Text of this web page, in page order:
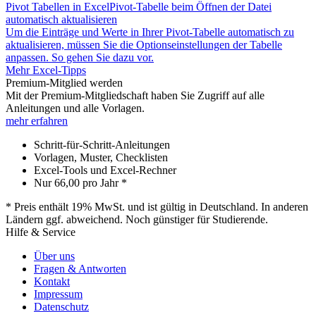
Pivot Tabellen in ExcelPivot-Tabelle beim Öffnen der Datei
automatisch aktualisieren
Um die Einträge und Werte in Ihrer Pivot-Tabelle automatisch zu
aktualisieren, müssen Sie die Optionseinstellungen der Tabelle
anpassen. So gehen Sie dazu vor.
Mehr Excel-Tipps
Premium-Mitglied werden
Mit der Premium-Mitgliedschaft haben Sie Zugriff auf alle
Anleitungen und alle Vorlagen.
mehr erfahren
Schritt-für-Schritt-Anleitungen
Vorlagen, Muster, Checklisten
Excel-Tools und Excel-Rechner
Nur66,00 pro Jahr *
* Preis enthält 19% MwSt. und ist gültig in Deutschland. In anderen
Ländern ggf. abweichend. Noch günstiger für Studierende.
Hilfe & Service
Über uns
Fragen & Antworten
Kontakt
Impressum
Datenschutz